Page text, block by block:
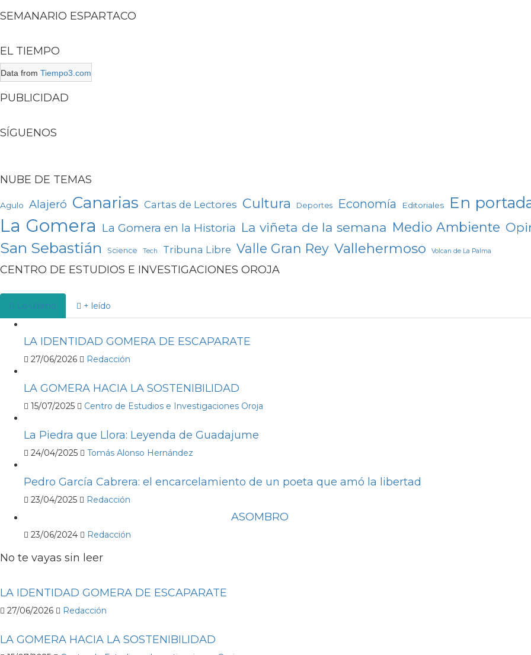
SEMANARIO ESPARTACO
EL TIEMPO
Data from Tiempo3.com
PUBLICIDAD
SÍGUENOS
NUBE DE TEMAS
Agulo Alajeró Canarias Cartas de Lectores Cultura Deportes Economía Editoriales En
La Gomera La Gomera en la Historia La viñeta de la semana Medio Ambiente
San Sebastián Science Tech Tribuna Libre Valle Gran Rey Vallehermoso Volcan de La Palma
CENTRO DE ESTUDIOS E INVESTIGACIONES OROJA
Lo último + leído
LA IDENTIDAD GOMERA DE ESCAPARATE
27/06/2026 Redacción
LA GOMERA HACIA LA SOSTENIBILIDAD
15/07/2025 Centro de Estudios e Investigaciones Oroja
La Piedra que Llora: Leyenda de Guadajume
24/04/2025 Tomás Alonso Hernández
Pedro García Cabrera: el encarcelamiento de un poeta que amó la libertad
23/04/2025 Redacción
ASOMBRO
23/06/2024 Redacción
No te vayas sin leer
LA IDENTIDAD GOMERA DE ESCAPARATE
27/06/2026 Redacción
LA GOMERA HACIA LA SOSTENIBILIDAD